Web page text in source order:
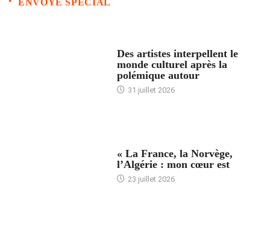
Des artistes interpellent le
monde culturel après la
polémique autour
31 juillet 2026
« La France, la Norvège,
l’Algérie : mon cœur est
23 juillet 2026